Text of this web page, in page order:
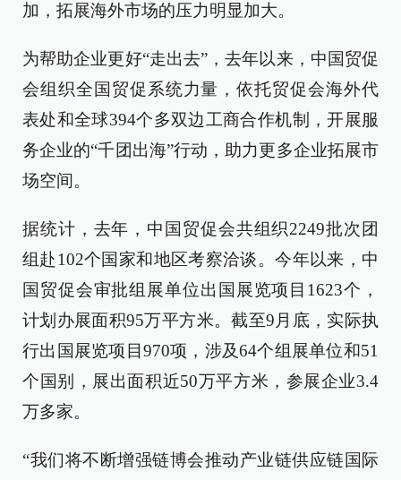
加，拓展海外市场的压力明显加大。
为帮助企业更好“走出去”，去年以来，中国贸促
会组织全国贸促系统力量，依托贸促会海外代
表处和全球394个多双边工商合作机制，开展服
务企业的“千团出海”行动，助力更多企业拓展市
场空间。
据统计，去年，中国贸促会共组织2249批次团
组赴102个国家和地区考察洽谈。今年以来，中
国贸促会审批组展单位出国展览项目1623个，
计划办展面积95万平方米。截至9月底，实际执
行出国展览项目970项，涉及64个组展单位和51
个国别，展出面积近50万平方米，参展企业3.4
万多家。
“我们将不断增强链博会推动产业链供应链国际